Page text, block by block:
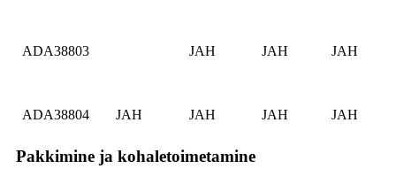
ADA38803 JAH JAH JAH
ADA38804 JAH JAH JAH JAH
Pakkimine ja kohaletoimetamine